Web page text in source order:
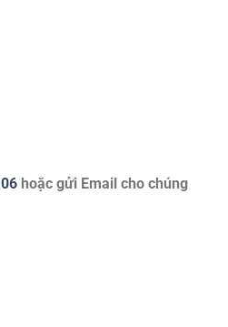
hoặc gửi Email cho chúng